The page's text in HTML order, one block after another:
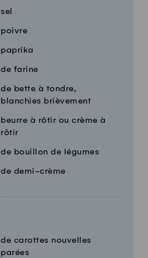
sel
poivre
paprika
de farine
de bette à tondre,
blanchies brièvement
beurre à rôtir ou crème à
rôtir
de bouillon de légumes
de demi-crème
de carottes nouvelles
parées